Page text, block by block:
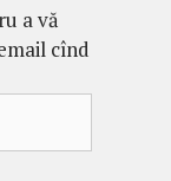
a vă
cînd